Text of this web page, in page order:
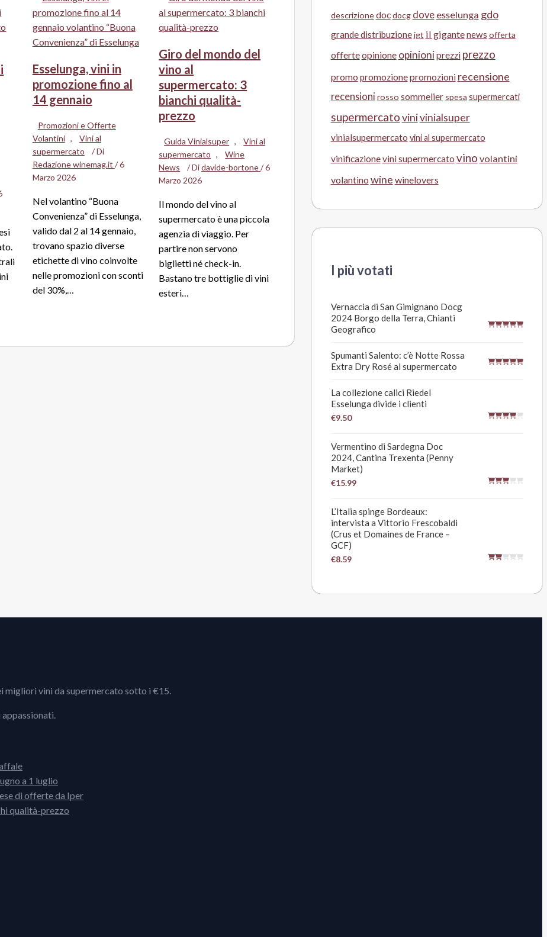
Esselunga, vini in
promozione fino al
14 gennaio
Promozioni e Offerte
Volantini ,
Vini al
supermercato
/ Di
Redazione winemag.it /6
Marzo 2026
Nel volantino “Buona
Convenienza” di Esselunga,
valido dal 2 al 14 gennaio,
trovano spazio diverse
etichette di vino coinvolte
nelle promozioni con sconti
del 30%,…
Giro del mondo del
vino al
supermercato: 3
bianchi qualità-
prezzo
Guida Vinialsuper ,
Vini al
supermercato ,
Wine
News
/ Didavide-bortone/6
Marzo 2026
Il mondo del vino al
supermercato è una piccola
agenzia di viaggio. Per
partire non servono
biglietti né check-in.
Bastano tre bottiglie di vini
esteri…
descrizionedocdocg dove esselunga gdo
grande distribuzioneigt il gigantenews offerta
offerteopinione opinioniprezzi prezzo
promo promozionepromozioni recensione
recensioni rosso sommelier spesa supermercati
supermercatovinivinialsuper
vinialsupermercato vini al supermercato
vinificazionevini supermercato vino volantini
volantino wine winelovers
I più votati
Vernaccia di San Gimignano Docg
2024 Borgo della Terra, Chianti
Geografico
Spumanti Salento: c’è Notte Rossa
Extra Dry Rosé al supermercato
La collezione calici Riedel
Esselunga divide i clienti
€9.50
Vermentino di Sardegna Doc
2024, Cantina Trexenta (Penny
Market)
€15.99
L’Italia spinge Bordeaux:
intervista a Vittorio Frescobaldi
(Crus et Domaines de France –
GCF)
€8.59
migliori vini da supermercato sotto i €15.
a 1 luglio
di offerte da Iper
qualità-prezzo